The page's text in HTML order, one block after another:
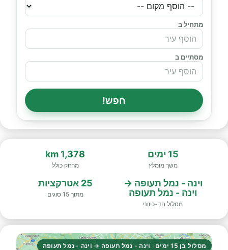
מתחיל ב
מסתיים ב
חפש!
15 ימים
משך מומלץ
1,378 km
מרחק כולל
וינה - נמל תעופה →
וינה - נמל תעופה
מסלול חד-כיווני
25 אטרקציות
מתוך 15 סוגים
מסלול בן 15 ימים · וינה - נמל תעופה → וינה - נמל תעופה